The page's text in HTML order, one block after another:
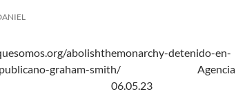
abolishthemonarchy-detenido-en-
republicano-graham-smith/ Agencia
06.05.23